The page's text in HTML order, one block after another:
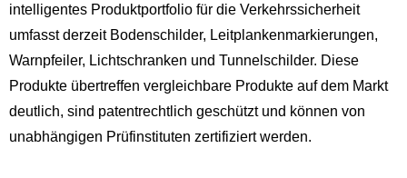
intelligentes Produktportfolio für die Verkehrssicherheit
umfasst derzeit Bodenschilder, Leitplankenmarkierungen,
Warnpfeiler, Lichtschranken und Tunnelschilder. Diese
Produkte übertreffen vergleichbare Produkte auf dem Markt
deutlich, sind patentrechtlich geschützt und können von
unabhängigen Prüfinstituten zertifiziert werden.